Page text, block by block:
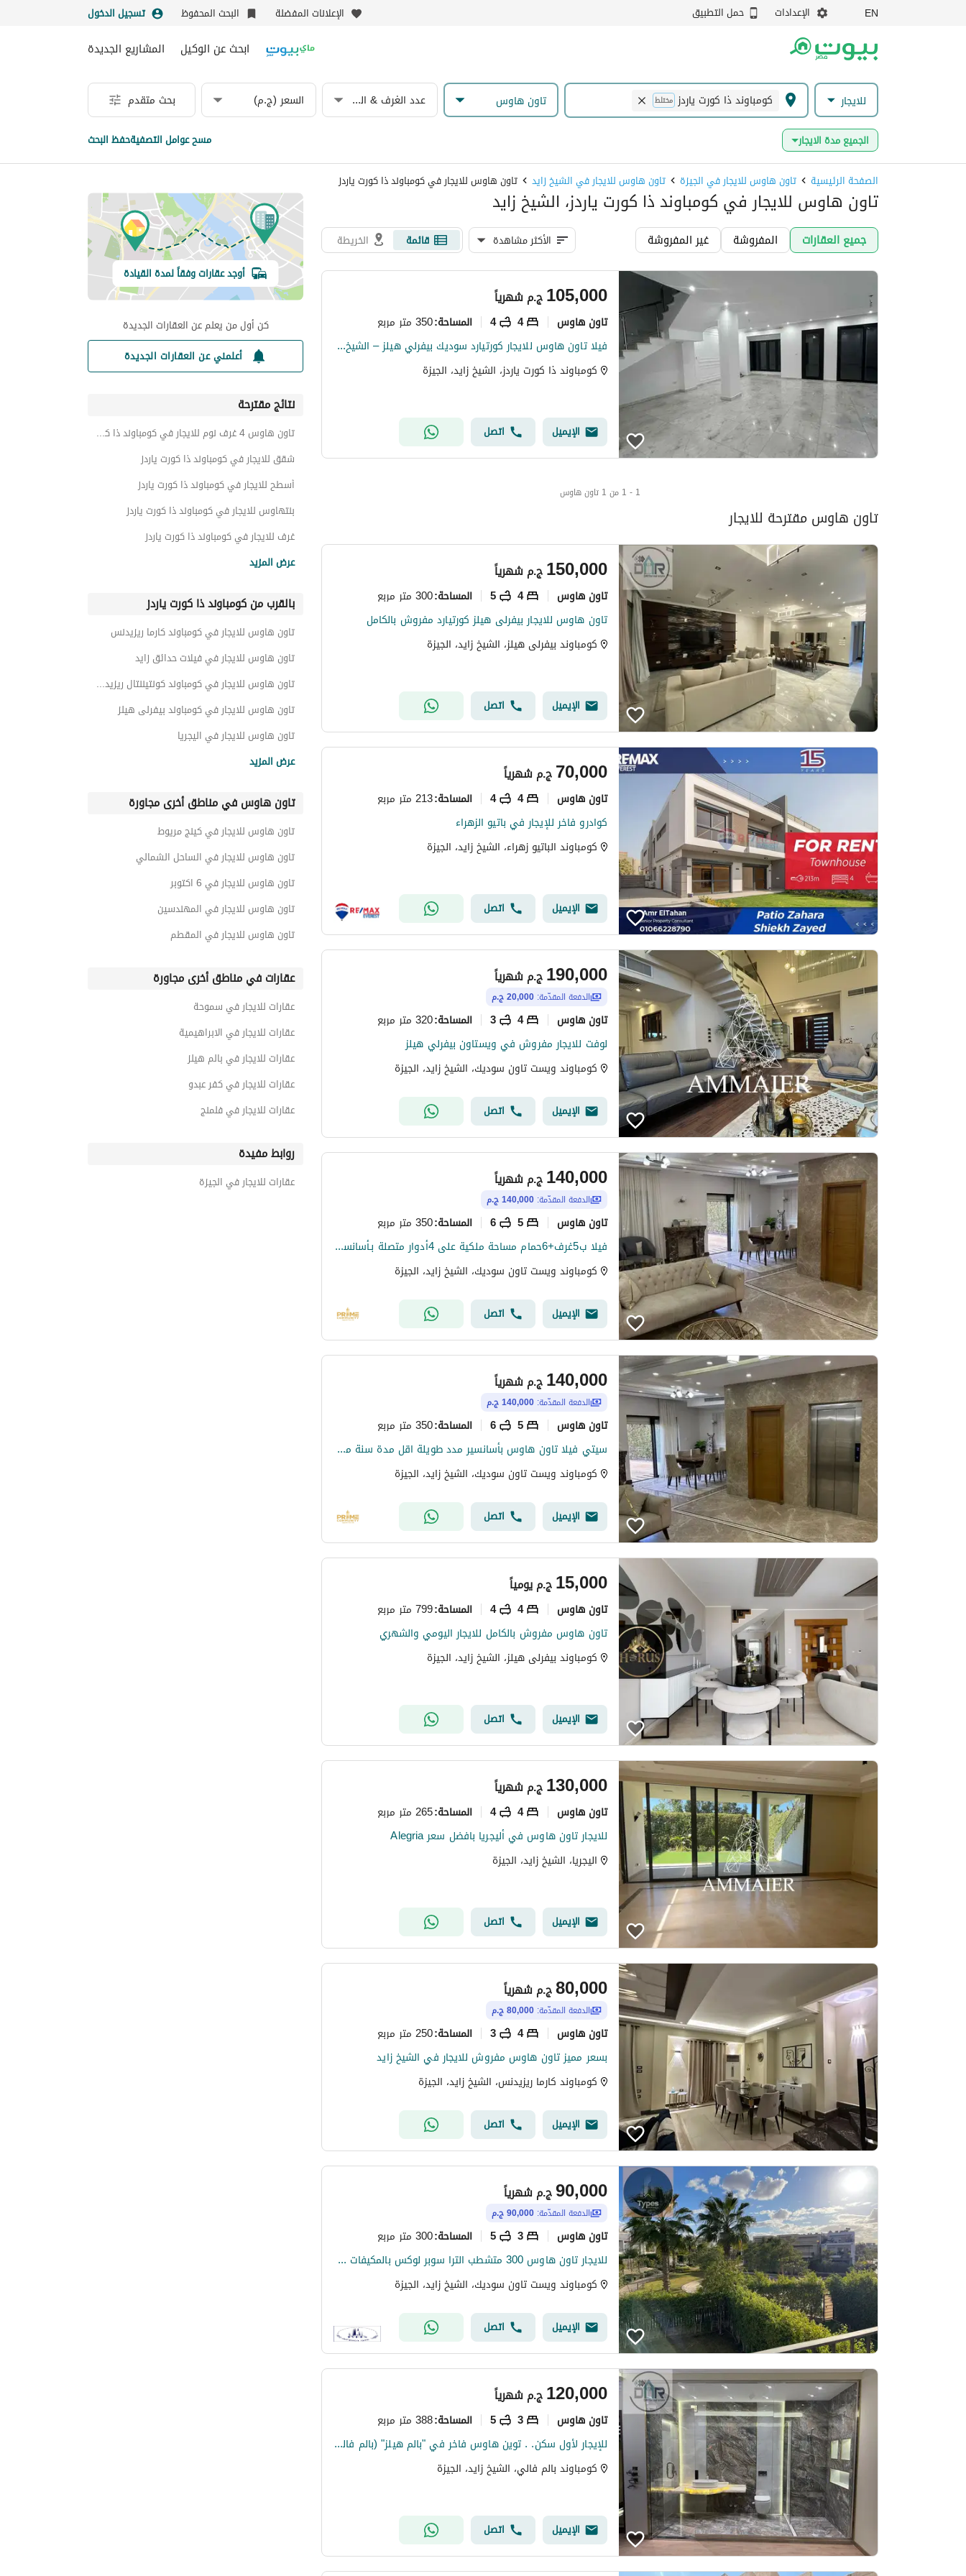
EN الإعدادات حمل التطبيق الإعلانات المفضلة البحث المحفوظ تسجيل الدخول
ابحث عن الوكيل المشاريع الجديدة
للايجار كومباوند ذا كورت ياردز مختلط تاون هاوس عدد الغرف & الحمامات السعر (ج.م) بحث متقدم
الجميع مدة الايجار مسح عوامل التصفيةحفظ البحث
الصفحة الرئيسية تاون هاوس للايجار في الجيزة تاون هاوس للايجار في الشيخ زايد تاون هاوس للايجار في كومباوند ذا كورت ياردز
تاون هاوس للايجار في كومباوند ذا كورت ياردز، الشيخ زايد
جميع العقارات المفروشة غير المفروشة الأكثر مشاهدة قائمة الخريطة
ج.م105,000 شهرياً
تاون هاوس 4
4 المساحة:350 متر مربع
فيلا تاون هاوس للايجار كورتيارد سوديك بيفرلي هيلز – الشيخ زايد Villa Townhouse For Rent Compound Courtyard Sodic Beverly Hills El Sheikh Zayed
كومباوند ذا كورت ياردز، الشيخ زايد، الجيزة
الإيميل اتصل
1 - 1 من 1 تاون هاوس
تاون هاوس مقترحة للايجار
ج.م150,000 شهرياً
تاون هاوس 4
5 المساحة:300 متر مربع
تاون هاوس للايجار بيفرلى هيلز كورتيارد مفروش بالكامل
كومباوند بيفرلى هيلز، الشيخ زايد، الجيزة
الإيميل اتصل
ج.م70,000 شهرياً
تاون هاوس 4
4 المساحة:213 متر مربع
كوادرو فاخر للإيجار في باتيو الزهراء
كومباوند الباتيو زهراء، الشيخ زايد، الجيزة
الإيميل اتصل
ج.م190,000 شهرياً
الدفعة المقدّمة: 20,000 ج.م
تاون هاوس 4
3 المساحة:320 متر مربع
لوفت للايجار مفروش في ويستاون بيفرلي هيلز
كومباوند ويست تاون سوديك، الشيخ زايد، الجيزة
الإيميل اتصل
ج.م140,000 شهرياً
الدفعة المقدّمة: 140,000 ج.م
تاون هاوس 5
6 المساحة:350 متر مربع
فيلا ب5غرف+6حمام مساحة ملكية على 4أدوار متصلة بـأسانسير داخلي للإيجار المفروش كمبوند (Westown - SODIC) مدينة الشيخ زايد
كومباوند ويست تاون سوديك، الشيخ زايد، الجيزة
الإيميل اتصل
ج.م140,000 شهرياً
الدفعة المقدّمة: 140,000 ج.م
تاون هاوس 5
6 المساحة:350 متر مربع
سيتي فيلا تاون هاوس بأسانسير مدد طويلة اقل مدة سنة مكون من 4 ادوار للإيجار المفروش في كمبوند ويست تاون - سوديك - مدينة الشيخ زايد
كومباوند ويست تاون سوديك، الشيخ زايد، الجيزة
الإيميل اتصل
ج.م15,000 يومياً
تاون هاوس 4
4 المساحة:799 متر مربع
تاون هاوس مفروش بالكامل للايجار اليومي والشهري
كومباوند بيفرلى هيلز، الشيخ زايد، الجيزة
الإيميل اتصل
ج.م130,000 شهرياً
تاون هاوس 4
4 المساحة:265 متر مربع
للايجار تاون هاوس في أليجريا بافضل سعر Alegria
اليجريا، الشيخ زايد، الجيزة
الإيميل اتصل
ج.م80,000 شهرياً
الدفعة المقدّمة: 80,000 ج.م
تاون هاوس 4
3 المساحة:250 متر مربع
بسعر مميز تاون هاوس مفروش للايجار في الشيخ زايد
كومباوند كارما ريزيدنس، الشيخ زايد، الجيزة
الإيميل اتصل
ج.م90,000 شهرياً
الدفعة المقدّمة: 90,000 ج.م
تاون هاوس 3
5 المساحة:300 متر مربع
للايجار تاون هاوس 300 متشطب الترا سوبر لوكس بالمكيفات في كمبوند ويست تاون الشيخ زايد سوديك بالعفش او بدون بجوار الجريا
كومباوند ويست تاون سوديك، الشيخ زايد، الجيزة
الإيميل اتصل
ج.م120,000 شهرياً
تاون هاوس 3
5 المساحة:388 متر مربع
للإيجار لأول سكن. . توين هاوس فاخر في "بالم هيلز" (بالم فالي) بمساحات واسعة وتكييفات بالكامل
كومباوند بالم فالي، الشيخ زايد، الجيزة
الإيميل اتصل
أوجد عقارات وفقاً لمدة القيادة
كن أول من يعلم عن العقارات الجديدة
أعلمني عن العقارات الجديدة
نتائج مقترحة
تاون هاوس 4 غرف نوم للايجار في كومباوند ذا كورت ياردز
شقق للايجار في كومباوند ذا كورت ياردز
أسطح للايجار في كومباوند ذا كورت ياردز
بنتهاوس للايجار في كومباوند ذا كورت ياردز
غرف للايجار في كومباوند ذا كورت ياردز
عرض المزيد
بالقرب من كومباوند ذا كورت ياردز
تاون هاوس للايجار في كومباوند كارما ريزيدنس
تاون هاوس للايجار في فيلات حدائق زايد
تاون هاوس للايجار في كومباوند كونتيننتال ريزيدنس
تاون هاوس للايجار في كومباوند بيفرلى هيلز
تاون هاوس للايجار في اليجريا
تاون هاوس للايجار في كومباوند ويست تاون سوديك
تاون هاوس للايجار في كومباوند رويال ميدوز
تاون هاوس للايجار في كومباوند كينجز رينج
عرض المزيد
تاون هاوس في مناطق أخرى مجاورة
تاون هاوس للايجار في كينج مريوط
تاون هاوس للايجار في الساحل الشمالي
تاون هاوس للايجار في 6 اكتوبر
تاون هاوس للايجار في المهندسين
تاون هاوس للايجار في المقطم
عقارات في مناطق أخرى مجاورة
عقارات للايجار في سموحة
عقارات للايجار في الابراهيمية
عقارات للايجار في بالم هيلز
عقارات للايجار في كفر عبدو
عقارات للايجار في فلمنج
روابط مفيدة
عقارات للايجار في الجيزة